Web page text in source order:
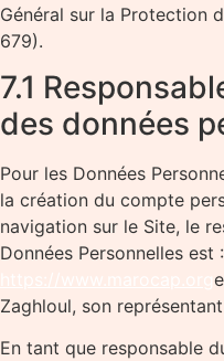
Général sur la Protection
679).
7.1
des données
Pour les Données
la création du compte
navigation sur le Site, le
Données Personnelles est
Zaghloul, son
En tant que responsable